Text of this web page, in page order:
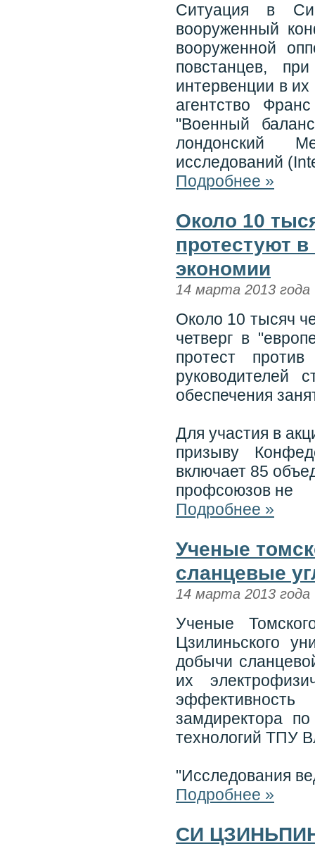
Ситуация в
вооруженный
вооруженной
повстанцев,
интервенции в
агентство
"Военный
лондонский
исследований
Подробнее »
Около 10
протестуют
экономии
14 марта 2013 года
Около 10 тысяч
четверг в
протест
руководителей
обеспечения
Для участия в
призыву
включает 85
профсоюзов не
Подробнее »
Ученые
сланцевые
14 марта 2013 года
Ученые
Цзилиньского
добычи
их
замдиректора
технологий ТПУ
"Исследования
Подробнее »
СИ